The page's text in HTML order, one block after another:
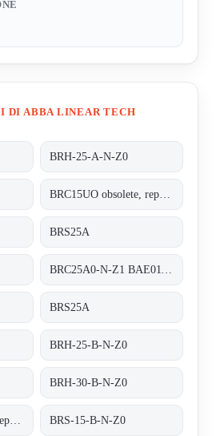
DI ABBA LINEAR TECH
BRH-25-A-N-Z0
BRS25A
BRS25A
BRH-25-B-N-Z0
BRH-30-B-N-Z0
BRS-15-B-N-Z0